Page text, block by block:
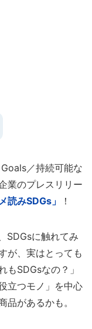
／持続可能な
業のプレスリリー
読みSDGs」 ！
SDGsに触れてみ
が、実はとっても
もSDGsなの？」
立つモノ」を中心
品があるかも。